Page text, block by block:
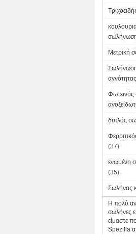
Μετρική
αγνότητας
Φωτεινός
διπλός
(37)
ενωμένη
(35)
Σωλήνας
Η πολύ
σωλήνες
είμαστε
Spezilla